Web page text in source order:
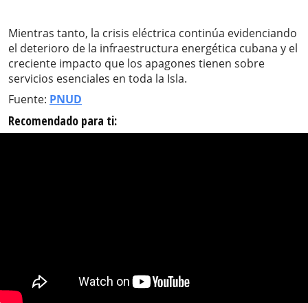
Mientras tanto, la crisis eléctrica continúa evidenciando
el deterioro de la infraestructura energética cubana y el
creciente impacto que los apagones tienen sobre
servicios esenciales en toda la Isla.
Fuente: PNUD
Recomendado para ti: